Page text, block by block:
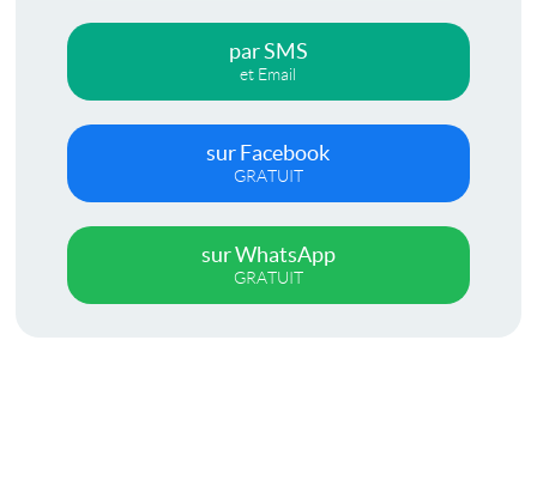
par SMS
et Email
sur Facebook
GRATUIT
sur WhatsApp
GRATUIT